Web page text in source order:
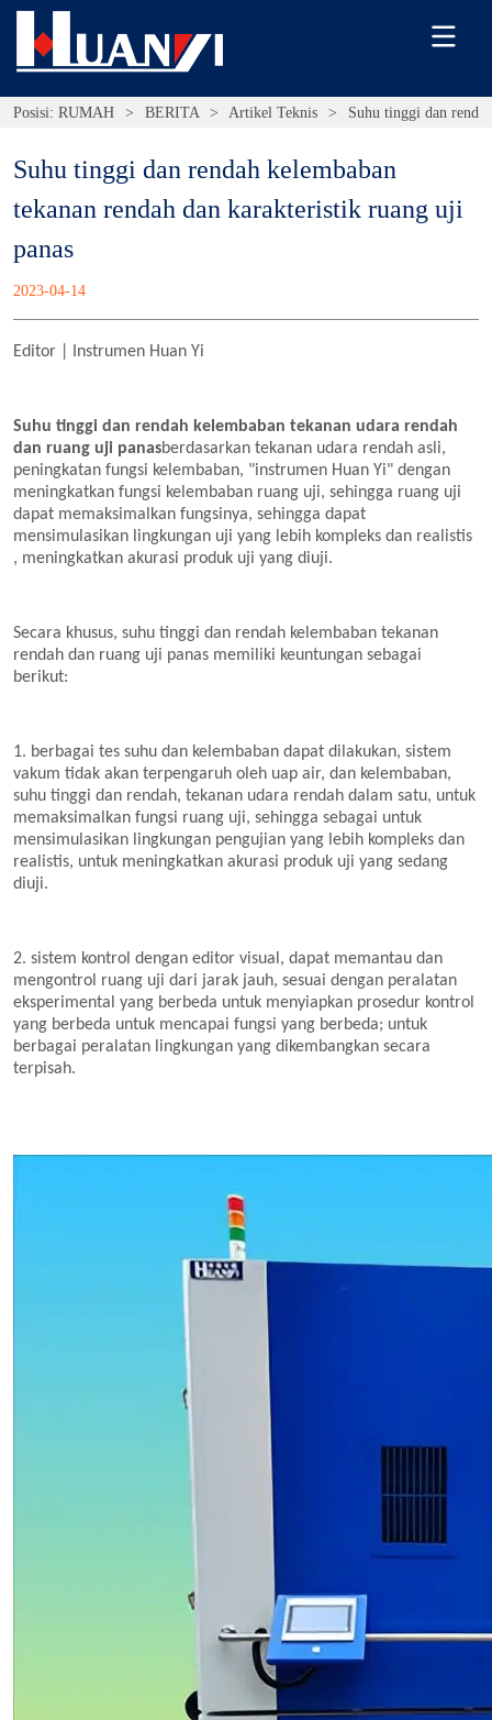
Posisi: RUMAH > BERITA > Artikel Teknis > Suhu tinggi dan
Suhu tinggi dan rendah kelembaban
tekanan rendah dan karakteristik ruang uji
panas
2023-04-14